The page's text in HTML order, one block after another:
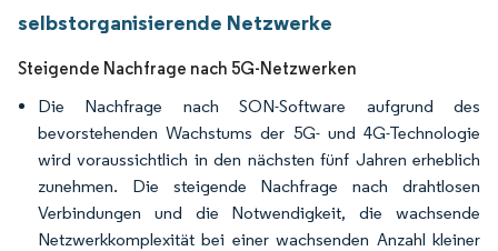
selbstorganisierende Netzwerke
Steigende Nachfrage nach 5G-Netzwerken
Die Nachfrage nach SON-Software aufgrund des
bevorstehenden Wachstums der 5G- und 4G-Technologie
wird voraussichtlich in den nächsten fünf Jahren erheblich
zunehmen. Die steigende Nachfrage nach drahtlosen
Verbindungen und die Notwendigkeit, die wachsende
Netzwerkkomplexität bei einer wachsenden Anzahl kleiner